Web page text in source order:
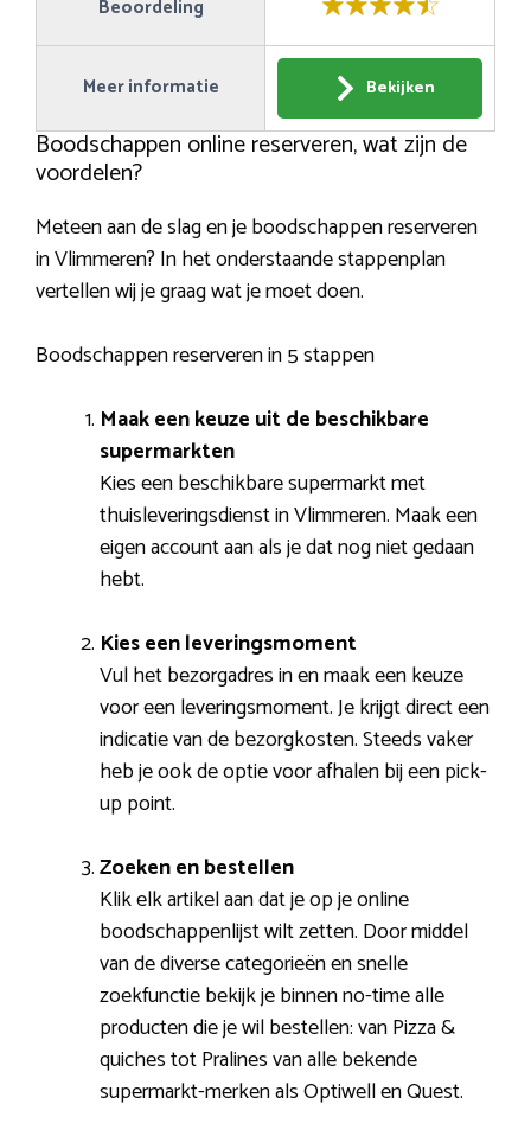
Beoordeling
Meer informatie Bekijken
Boodschappen online reserveren, wat zijn de
voordelen?
Meteen aan de slag en je boodschappen reserveren
in Vlimmeren? In het onderstaande stappenplan
vertellen wij je graag wat je moet doen.
Boodschappen reserveren in 5 stappen
Maak een keuze uit de beschikbare
supermarkten
Kies een beschikbare supermarkt met
thuisleveringsdienst in Vlimmeren. Maak een
eigen account aan als je dat nog niet gedaan
hebt.
Kies een leveringsmoment
Vul het bezorgadres in en maak een keuze
voor een leveringsmoment. Je krijgt direct een
indicatie van de bezorgkosten. Steeds vaker
heb je ook de optie voor afhalen bij een pick-
up point.
Zoeken en bestellen
Klik elk artikel aan dat je op je online
boodschappenlijst wilt zetten. Door middel
van de diverse categorieën en snelle
zoekfunctie bekijk je binnen no-time alle
producten die je wil bestellen: van Pizza &
quiches tot Pralines van alle bekende
supermarkt-merken als Optiwell en Quest.